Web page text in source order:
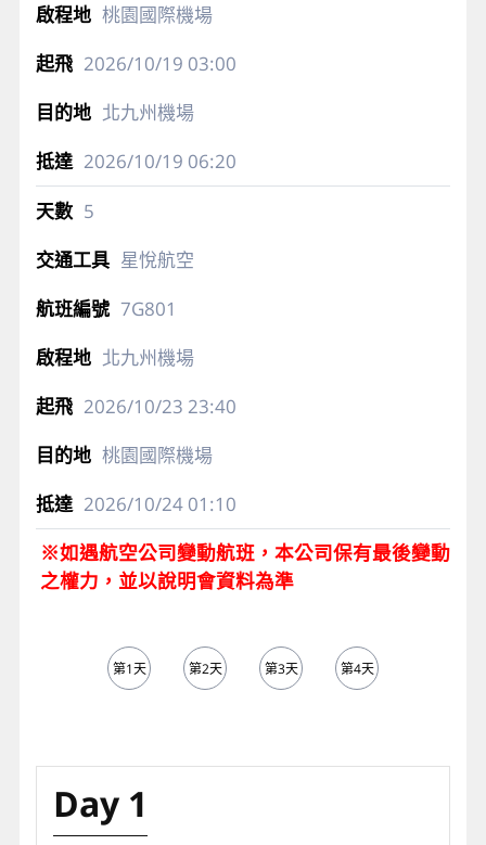
桃園國際機場
2026/10/19 03:00
北九州機場
2026/10/19 06:20
5
星悅航空
7G801
北九州機場
2026/10/23 23:40
桃園國際機場
2026/10/2401:10
※如遇航空公司變動航班，本公司保有最後變動
之權力，並以說明會資料為準
第1天 第2天 第3天 第4天
Day 1